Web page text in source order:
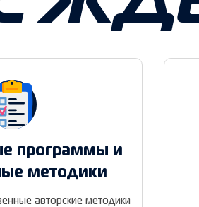
программы и
методики
авторские методики